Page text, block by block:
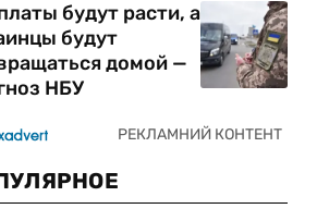
будут расти, а
будут
домой —
НБУ